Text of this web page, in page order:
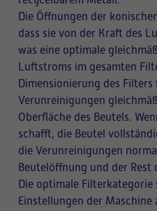
Die Öffnungen der
dass sie von der Kraft des
was eine optimale
Luftstroms im gesamten
Dimensionierung des
Verunreinigungen
Oberfläche des Beutels.
schafft, die Beutel
die Verunreinigungen
Beutelöffnung und der Rest
Die optimale
Einstellungen der Maschine